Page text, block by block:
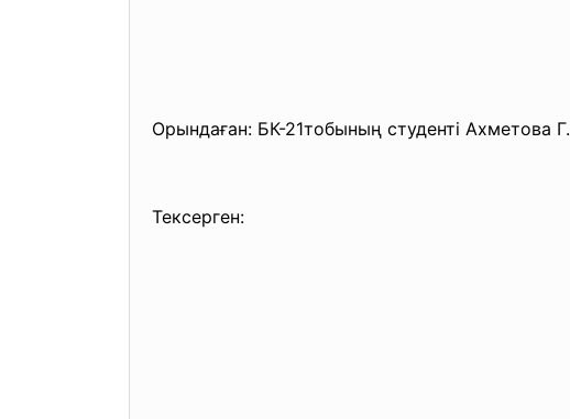
Орындаған: БК-21тобының студенті Ахметова Г.
Тексерген: